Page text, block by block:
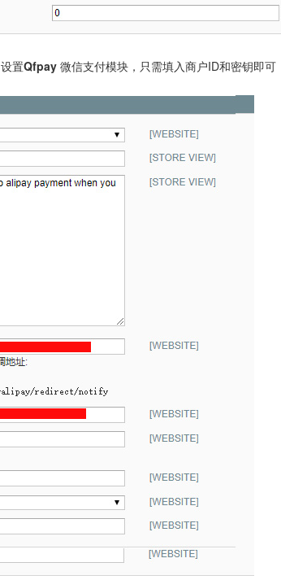
设置Qfpay 微信支付模块，只需填入商户ID和密钥即可